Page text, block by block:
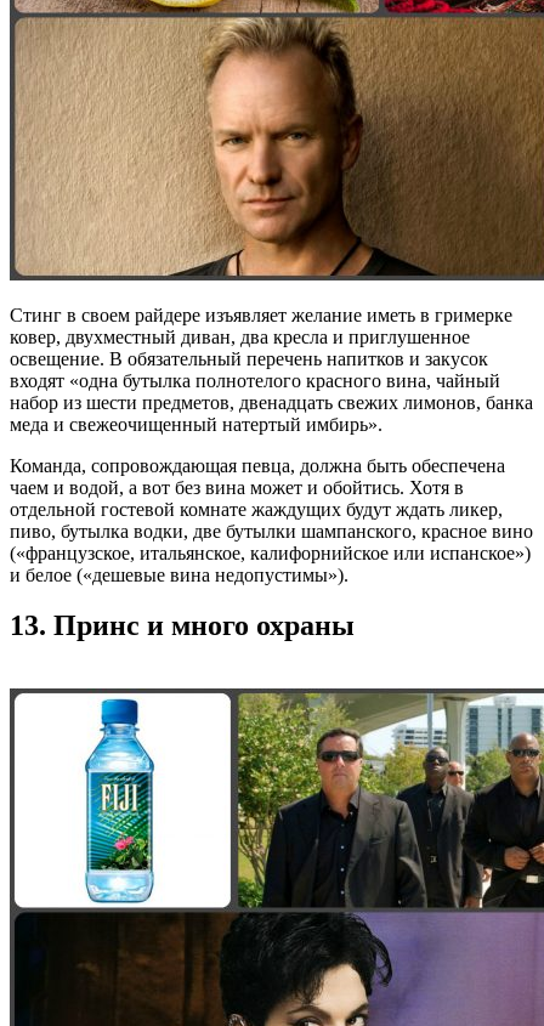
Стинг в своем райдере изъявляет желание иметь в гримерке
ковер, двухместный диван, два кресла и приглушенное
освещение. В обязательный перечень напитков и закусок
входят «одна бутылка полнотелого красного вина, чайный
набор из шести предметов, двенадцать свежих лимонов, банка
меда и свежеочищенный натертый имбирь».
Команда, сопровождающая певца, должна быть обеспечена
чаем и водой, а вот без вина может и обойтись. Хотя в
отдельной гостевой комнате жаждущих будут ждать ликер,
пиво, бутылка водки, две бутылки шампанского, красное вино
(«французское, итальянское, калифорнийское или испанское»)
и белое («дешевые вина недопустимы»).
13. Принс и много охраны